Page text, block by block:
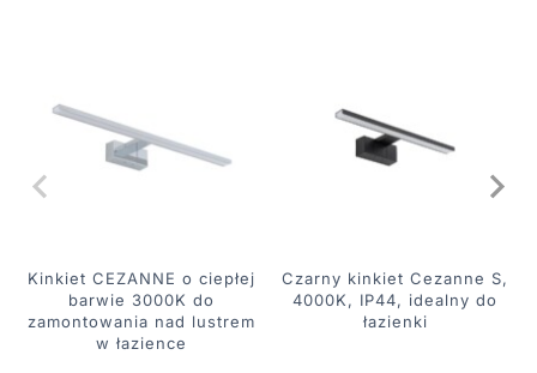
Kinkiet CEZANNE o ciepłej
barwie 3000K do
zamontowania nad lustrem
w łazience
Czarny kinkiet Cezanne S,
4000K, IP44, idealny do
łazienki